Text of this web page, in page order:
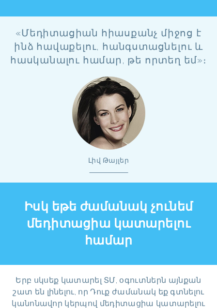
«Մեդիտացիան հիասքանչ միջոց է
ինձ հավաքելու, հանգստացնելու և
հասկանալու համար, թե որտեղ եմ»։
Լիվ Թայլեր
Իսկ եթե ժամանակ չունեմ
մեդիտացիա կատարելու
համար
Երբ սկսեք կատարել ՏՄ, օգուտներն այնքան
շատ են լինելու, որ Դուք ժամանակ եք գտնելու
կանոնավոր կերպով մեդիտացիա կատարելու